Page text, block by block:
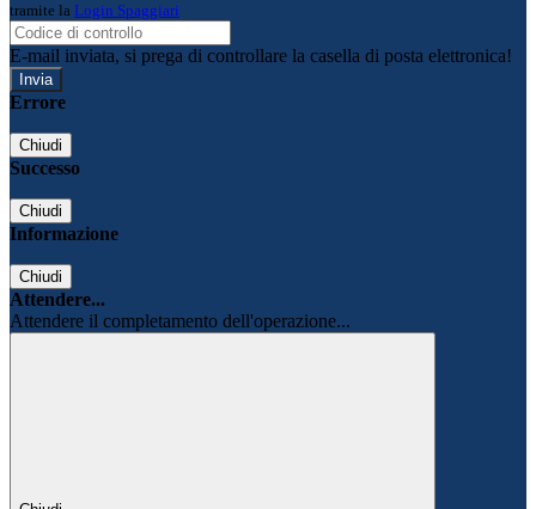
tramite la Login Spaggiari
E-mail inviata, si prega di controllare la casella di posta elettronica!
Errore
Chiudi
Successo
Chiudi
Informazione
Chiudi
Attendere...
Attendere il completamento dell'operazione...